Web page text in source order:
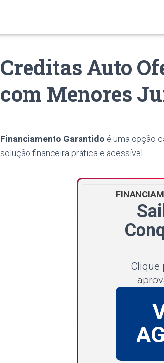
Creditas Auto
com Menores
Financiamento Garantido é uma opção
solução financeira prática e acessível.
Clique